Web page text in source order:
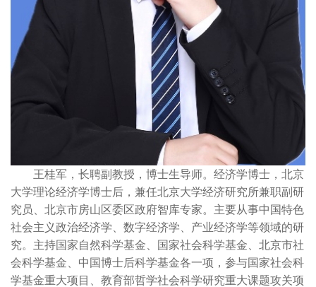
王桂军，长聘副教授，博士生导师。经济学博士，北京
大学理论经济学博士后，兼任北京大学经济研究所兼职副研
究员、北京市房山区委区政府智库专家。主要从事中国特色
社会主义政治经济学、数字经济学、产业经济学等领域的研
究。主持国家自然科学基金、国家社会科学基金、北京市社
会科学基金、中国博士后科学基金各一项，参与国家社会科
学基金重大项目、教育部哲学社会科学研究重大课题攻关项